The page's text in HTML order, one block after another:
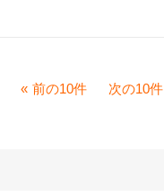
前の10件 次の10件